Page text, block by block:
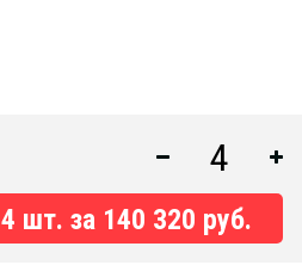
4 шт. за 140 320 руб.